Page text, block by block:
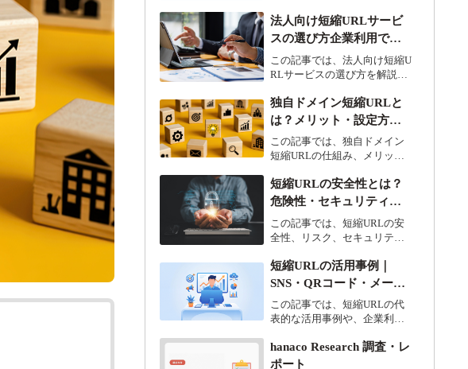
ーンで利用されています。
法人向け短縮URLサービ
スの選び方企業利用で確
認したいポイントを解説
この記事では、法人向け短縮U
RLサービスの選び方を解説し
独自ドメイン短縮URLと
は？メリット・設定方
法・法人利用のポイント
を解説
この記事では、独自ドメイン
短縮URLの仕組み、メリッ
イントを解説します。
短縮URLの安全性とは？
危険性・セキュリティ対
策・企業利用のポイント
を解説
この記事では、短縮URLの安
全性、リスク、セキュリティ
いポイントを解説します。
短縮URLの活用事例｜
SNS・QRコード・メー
ル・広告での使い方を解
説
この記事では、短縮URLの代
表的な活用事例や、企業利用
ントを分かりやすく解説しま
す。
hanaco Research 調査・レ
ポート